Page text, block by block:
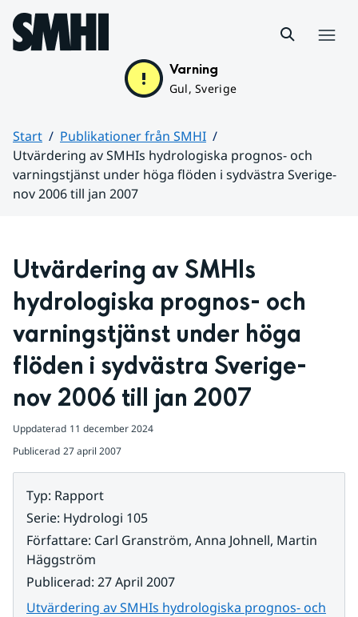
Hoppa till sidans innehåll
Varning
Gul, Sverige
Start
Publikationer från SMHI
Utvärdering av SMHIs hydrologiska prognos- och
varningstjänst under höga flöden i sydvästra Sverige-
nov 2006 till jan 2007
Utvärdering av SMHIs
hydrologiska prognos- och
varningstjänst under höga
flöden i sydvästra Sverige-
nov 2006 till jan 2007
Uppdaterad 11 december 2024
Publicerad 27 april 2007
Typ: Rapport
Serie: Hydrologi 105
Författare: Carl Granström, Anna Johnell, Martin
Häggström
Publicerad: 27 April 2007
Utvärdering av SMHIs hydrologiska prognos- och